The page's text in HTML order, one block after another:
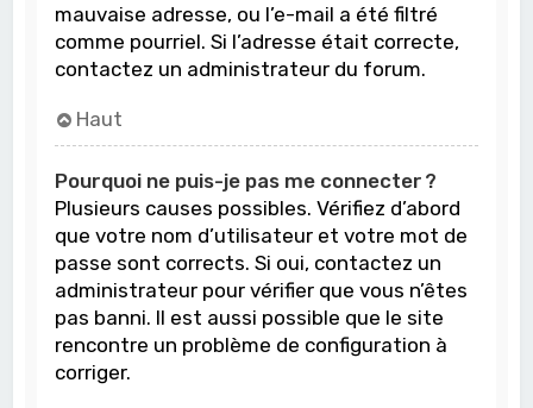
mauvaise adresse, ou l’e-mail a été filtré
comme pourriel. Si l’adresse était correcte,
contactez un administrateur du forum.
Haut
Pourquoi ne puis-je pas me connecter ?
Plusieurs causes possibles. Vérifiez d’abord
que votre nom d’utilisateur et votre mot de
passe sont corrects. Si oui, contactez un
administrateur pour vérifier que vous n’êtes
pas banni. Il est aussi possible que le site
rencontre un problème de configuration à
corriger.